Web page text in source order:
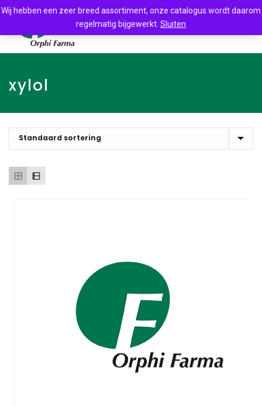
xylol
Wij hebben een zeer breed assortiment, onze catalogus wordt daarom
regelmatig bijgewerkt. Sluiten